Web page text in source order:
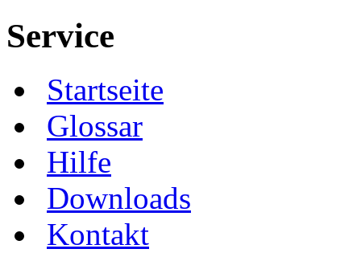
Service
Startseite
Glossar
Hilfe
Downloads
Kontakt